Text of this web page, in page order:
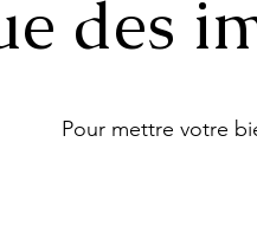
des
Pour mettre votre